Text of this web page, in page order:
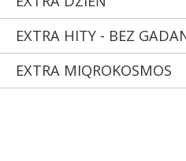
EXTRA HITY - BEZ
EXTRA MIQROKOSMOS